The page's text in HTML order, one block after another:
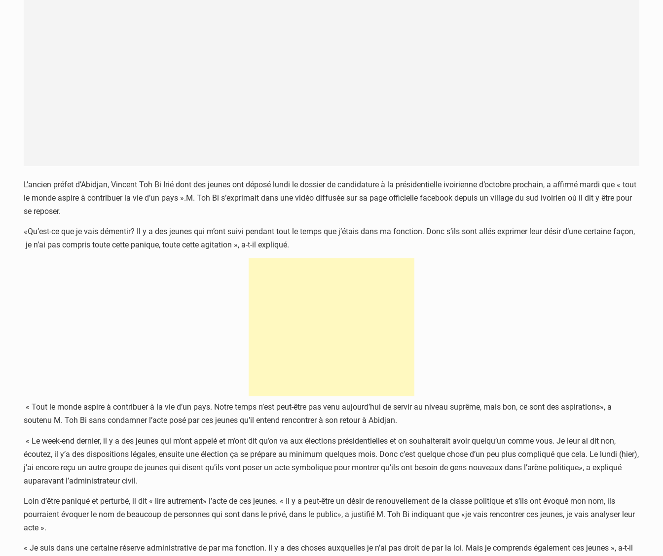
L’ancien préfet d’Abidjan, Vincent Toh Bi Irié dont des jeunes ont déposé lundi le dossier de candidature à la présidentielle ivoirienne d’octobre prochain, a affirmé mardi que « tout
le monde aspire à contribuer la vie d’un pays ».M. Toh Bi s’exprimait dans une vidéo diffusée sur sa page officielle facebook depuis un village du sud ivoirien où il dit y être pour
se reposer.
«Qu’est-ce que je vais démentir? Il y a des jeunes qui m’ont suivi pendant tout le temps que j’étais dans ma fonction. Donc s’ils sont allés exprimer leur désir d’une certaine façon,
je n’ai pas compris toute cette panique, toute cette agitation », a-t-il expliqué.
« Tout le monde aspire à contribuer à la vie d’un pays. Notre temps n’est peut-être pas venu aujourd’hui de servir au niveau suprême, mais bon, ce sont des aspirations», a
soutenu M. Toh Bi sans condamner l’acte posé par ces jeunes qu’il entend rencontrer à son retour à Abidjan.
« Le week-end dernier, il y a des jeunes qui m’ont appelé et m’ont dit qu’on va aux élections présidentielles et on souhaiterait avoir quelqu’un comme vous. Je leur ai dit non,
écoutez, il y’a des dispositions légales, ensuite une élection ça se prépare au minimum quelques mois. Donc c’est quelque chose d’un peu plus compliqué que cela. Le lundi (hier),
j’ai encore reçu un autre groupe de jeunes qui disent qu’ils vont poser un acte symbolique pour montrer qu’ils ont besoin de gens nouveaux dans l’arène politique», a expliqué
auparavant l’administrateur civil.
Loin d’être paniqué et perturbé, il dit « lire autrement» l’acte de ces jeunes. « Il y a peut-être un désir de renouvellement de la classe politique et s’ils ont évoqué mon nom, ils
pourraient évoquer le nom de beaucoup de personnes qui sont dans le privé, dans le public», a justifié M. Toh Bi indiquant que «je vais rencontrer ces jeunes, je vais analyser leur
acte ».
« Je suis dans une certaine réserve administrative de par ma fonction. Il y a des choses auxquelles je n’ai pas droit de par la loi. Mais je comprends également ces jeunes », a-t-il